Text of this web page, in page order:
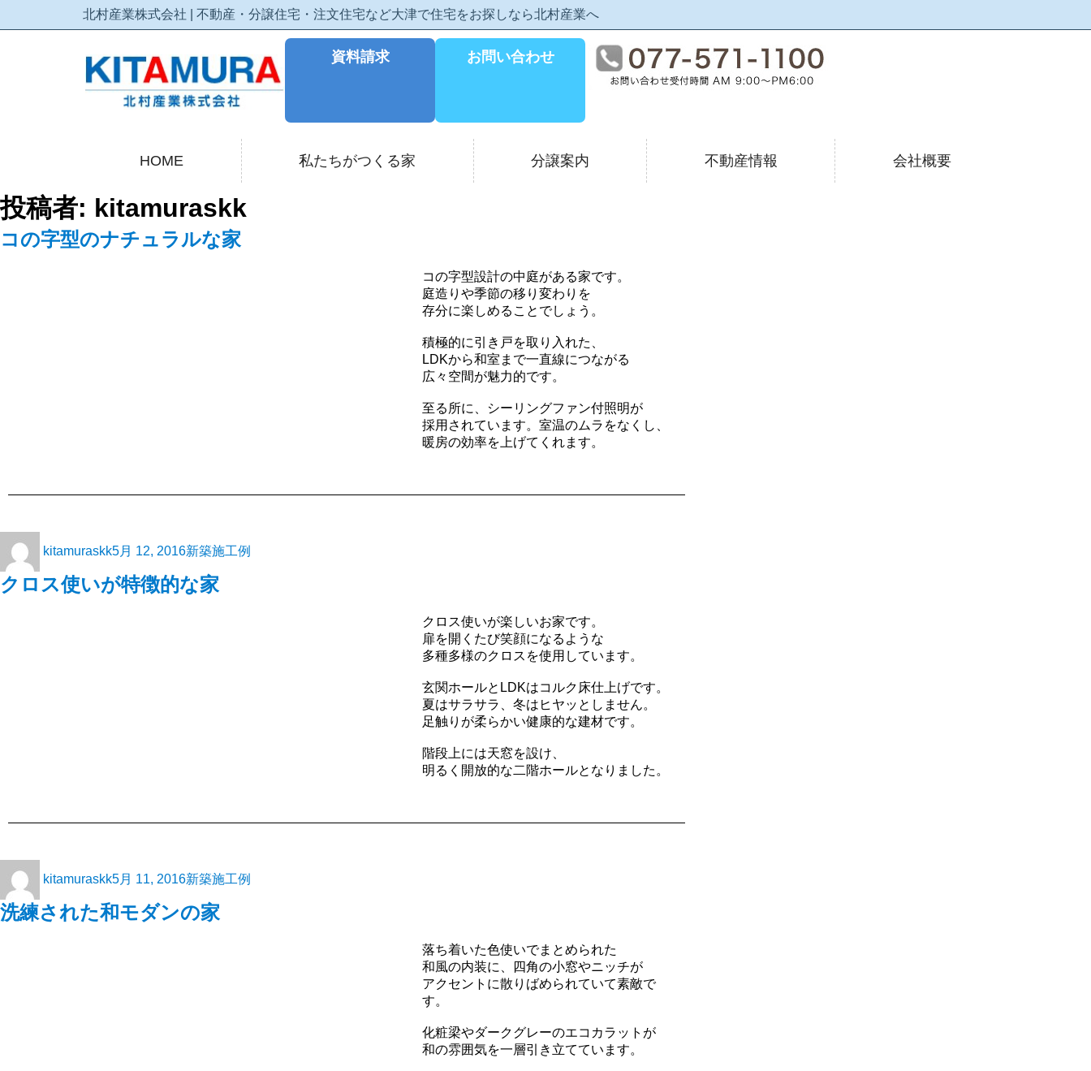
北村産業株式会社 | 不動産・分譲住宅・注文住宅など大津で住宅をお探しなら北村産業へ
資料請求 お問い合わせ
HOME 私たちがつくる家 分譲案内 不動産情報 会社概要
投稿者: kitamuraskk
コの字型のナチュラルな家
コの字型設計の中庭がある家です。
庭造りや季節の移り変わりを
存分に楽しめることでしょう。
積極的に引き戸を取り入れた、
LDKから和室まで一直線につながる
広々空間が魅力的です。
至る所に、シーリングファン付照明が
採用されています。室温のムラをなくし、
暖房の効率を上げてくれます。
kitamuraskk5月 12, 2016新築施工例
クロス使いが特徴的な家
クロス使いが楽しいお家です。
扉を開くたび笑顔になるような
多種多様のクロスを使用しています。
玄関ホールとLDKはコルク床仕上げです。
夏はサラサラ、冬はヒヤッとしません。
足触りが柔らかい健康的な建材です。
階段上には天窓を設け、
明るく開放的な二階ホールとなりました。
kitamuraskk5月 11, 2016新築施工例
洗練された和モダンの家
落ち着いた色使いでまとめられた
和風の内装に、四角の小窓やニッチが
アクセントに散りばめられていて素敵で
す。
化粧梁やダークグレーのエコカラットが
和の雰囲気を一層引き立てています。